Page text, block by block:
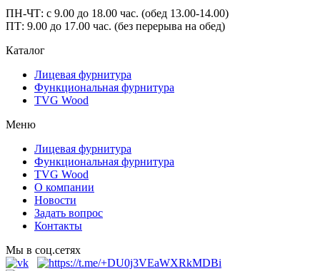
ПН-ЧТ: с 9.00 до 18.00 час. (обед 13.00-14.00)
ПТ: 9.00 до 17.00 час. (без перерыва на обед)
Каталог
Лицевая фурнитура
Функциональная фурнитура
TVG Wood
Меню
Лицевая фурнитура
Функциональная фурнитура
TVG Wood
О компании
Новости
Задать вопрос
Контакты
Мы в соц.сетях